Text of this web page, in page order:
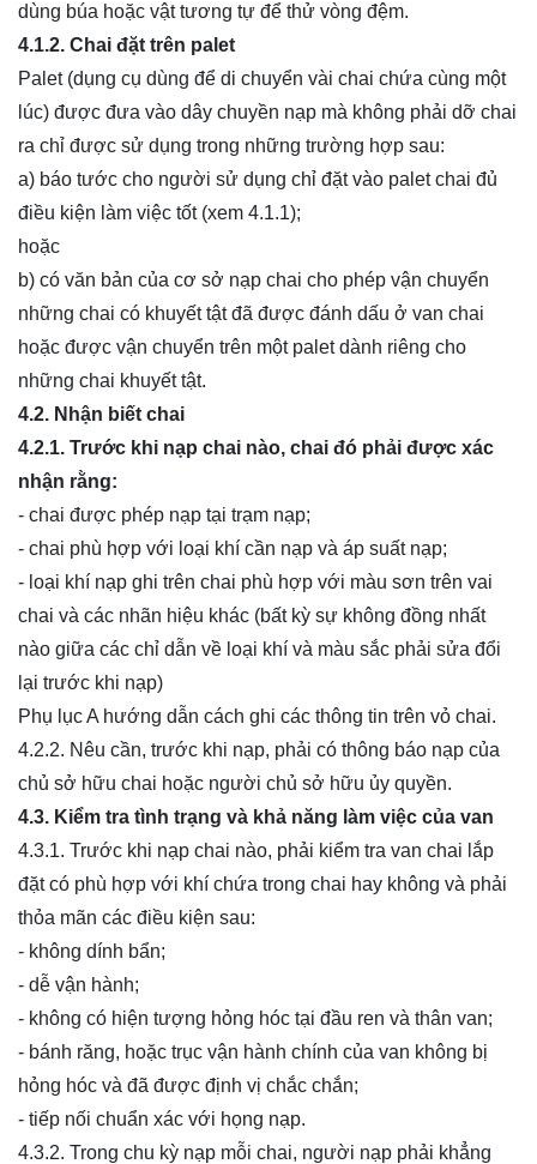
dùng búa hoặc vật tương tự để thử vòng đệm.
4.1.2. Chai đặt trên palet
Palet (dụng cụ dùng để di chuyển vài chai chứa cùng một
lúc) được đưa vào dây chuyền nạp mà không phải dỡ chai
ra chỉ được sử dụng trong những trường hợp sau:
a) báo tước cho người sử dụng chỉ đặt vào palet chai đủ
điều kiện làm việc tốt (xem 4.1.1);
hoặc
b) có văn bản của cơ sở nạp chai cho phép vận chuyển
những chai có khuyết tật đã được đánh dấu ở van chai
hoặc được vận chuyển trên một palet dành riêng cho
những chai khuyết tật.
4.2. Nhận biết chai
4.2.1. Trước khi nạp chai nào, chai đó phải được xác
nhận rằng:
- chai được phép nạp tại trạm nạp;
- chai phù hợp với loại khí cần nạp và áp suất nạp;
- loại khí nạp ghi trên chai phù hợp với màu sơn trên vai
chai và các nhãn hiệu khác (bất kỳ sự không đồng nhất
nào giữa các chỉ dẫn về loại khí và màu sắc phải sửa đổi
lại trước khi nạp)
Phụ lục A hướng dẫn cách ghi các thông tin trên vỏ chai.
4.2.2. Nêu cần, trước khi nạp, phải có thông báo nạp của
chủ sở hữu chai hoặc người chủ sở hữu ủy quyền.
4.3. Kiểm tra tình trạng và khả năng làm việc của van
4.3.1. Trước khi nạp chai nào, phải kiểm tra van chai lắp
đặt có phù hợp với khí chứa trong chai hay không và phải
thỏa mãn các điều kiện sau:
- không dính bẩn;
- dễ vận hành;
- không có hiện tượng hỏng hóc tại đầu ren và thân van;
- bánh răng, hoặc trục vận hành chính của van không bị
hỏng hóc và đã được định vị chắc chắn;
- tiếp nối chuẩn xác với họng nạp.
4.3.2. Trong chu kỳ nạp mỗi chai, người nạp phải khẳng